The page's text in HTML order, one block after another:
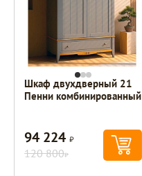
Шкаф двухдверный 21
Пенни комбинированный
94 224Р
120 800Р